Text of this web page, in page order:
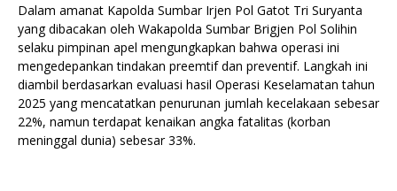
Dalam amanat Kapolda Sumbar Irjen Pol Gatot Tri Suryanta
yang dibacakan oleh Wakapolda Sumbar Brigjen Pol Solihin
selaku pimpinan apel mengungkapkan bahwa operasi ini
mengedepankan tindakan preemtif dan preventif. Langkah ini
diambil berdasarkan evaluasi hasil Operasi Keselamatan tahun
2025 yang mencatatkan penurunan jumlah kecelakaan sebesar
22%, namun terdapat kenaikan angka fatalitas (korban
meninggal dunia) sebesar 33%.